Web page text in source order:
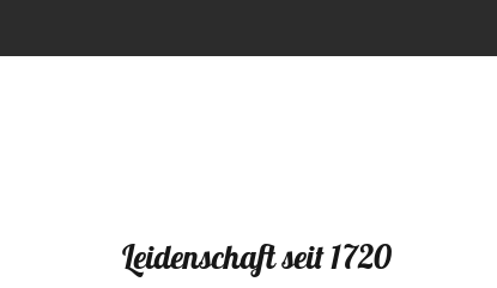
Leidenschaft seit 1720